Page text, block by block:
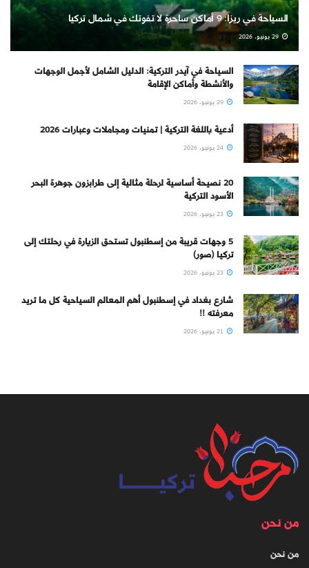
السياحة في ريزا: 9 أماكن ساحرة لا تفوتك في شمال تركيا
السياحة في آيدر التركية: الدليل الشامل لأجمل الوجهات
والأنشطة وأماكن الإقامة
أدعية باللغة التركية | تمنيات ومجاملات وعبارات 2026
20 نصيحة أساسية لرحلة مثالية إلى طرابزون جوهرة البحر
الأسود التركية
5 وجهات قريبة من إسطنبول تستحق الزيارة في رحلتك إلى
تركيا (صور)
شارع بغداد في إسطنبول أهم المعالم السياحية كل ما تريد
معرفته !!
من نحن
من نحن